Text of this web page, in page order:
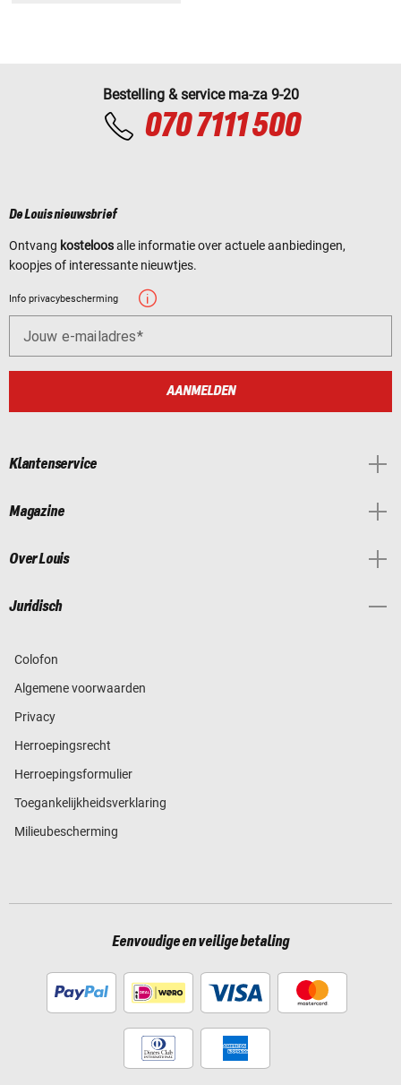
Bestelling & service ma-za 9-20
070 7111 500
De Louis nieuwsbrief
Ontvang kosteloosalle informatie over actuele aanbiedingen,
koopjes of interessante nieuwtjes.
Info privacybescherming
Jouw e-mailadres
AANMELDEN
Klantenservice
Magazine
Over Louis
Juridisch
Colofon
Algemene voorwaarden
Privacy
Herroepingsrecht
Herroepingsformulier
Toegankelijkheidsverklaring
Milieubescherming
Eenvoudige en veilige betaling